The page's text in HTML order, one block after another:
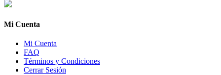
Mi Cuenta
Mi Cuenta
FAQ
Términos y Condiciones
Cerrar Sesión